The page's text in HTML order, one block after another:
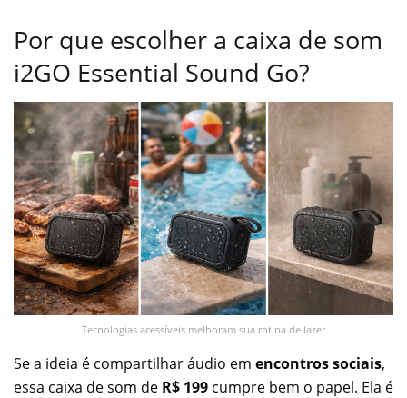
Por que escolher a caixa de som
i2GO Essential Sound Go?
Tecnologias acessíveis melhoram sua rotina de lazer
Se a ideia é compartilhar áudio em encontros sociais,
essa caixa de som de R$ 199 cumpre bem o papel. Ela é